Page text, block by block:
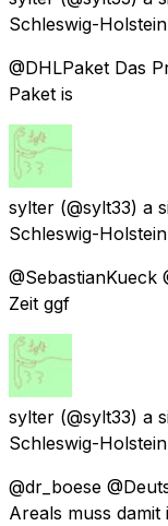
Schleswig-Holstein
@DHLPaket Das
Paket is
sylter (@sylt33) a
Schleswig-Holstein
Zeit ggf
sylter (@sylt33) a
Schleswig-Holstein
@dr_boese
Areals muss damit